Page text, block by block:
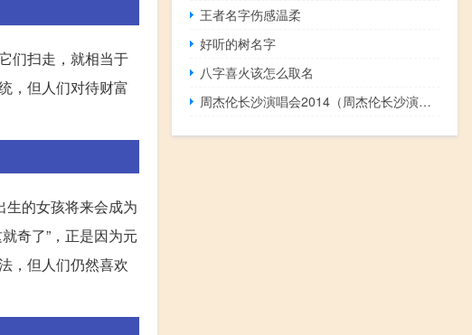
们扫走，就相当于
，但人们对待财富
生的女孩将来会成为
奇了”，正是因为元
，但人们仍然喜欢
王者名字伤感温柔
好听的树名字
八字喜火该怎么取名
周杰伦长沙演唱会2014（周杰伦长沙演唱会2014）